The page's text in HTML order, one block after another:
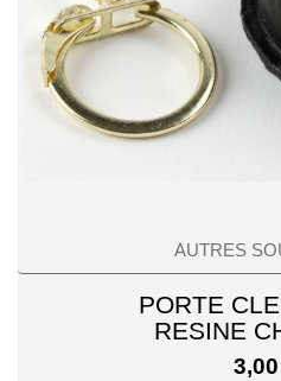
AUTRES
PORTE
RESINE
3,00